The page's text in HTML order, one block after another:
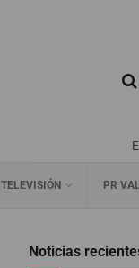
TELEVISIÓN PR
Noticias